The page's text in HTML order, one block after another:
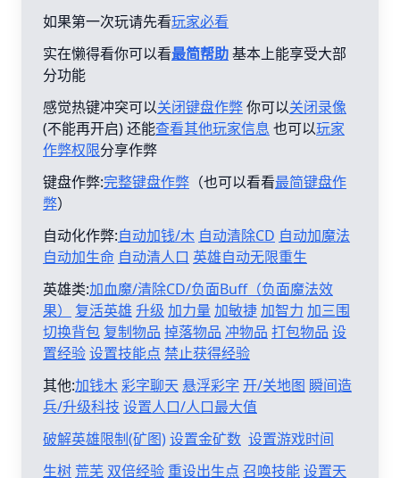
如果第一次玩请先看玩家必看
实在懒得看你可以看最简帮助基本上能享受大部
分功能
感觉热键冲突可以关闭键盘作弊你可以关闭录像
(不能再开启) 还能查看其他玩家信息 也可以玩家
作弊权限分享作弊
键盘作弊:完整键盘作弊 （也可以看看最简键盘作
弊）
自动化作弊:自动加钱/木 自动清除CD 自动加魔法
自动加生命 自动清人口 英雄自动无限重生
英雄类:加血魔/清除CD/负面Buff（负面魔法效
果）
复活英雄 升级 加力量 加敏捷加智力 加三围
切换背包 复制物品 掉落物品 冲物品 打包物品 设
置经验设置技能点 禁止获得经验
其他:加钱木彩字聊天 悬浮彩字 开/关地图 瞬间造
兵/升级科技 设置人口/人口最大值
破解英雄限制(矿图)设置金矿数 设置游戏时间
生树 荒芜 双倍经验 重设出生点 召唤技能设置天